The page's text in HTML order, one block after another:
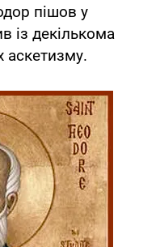
пішов у
із декількома
аскетизму.